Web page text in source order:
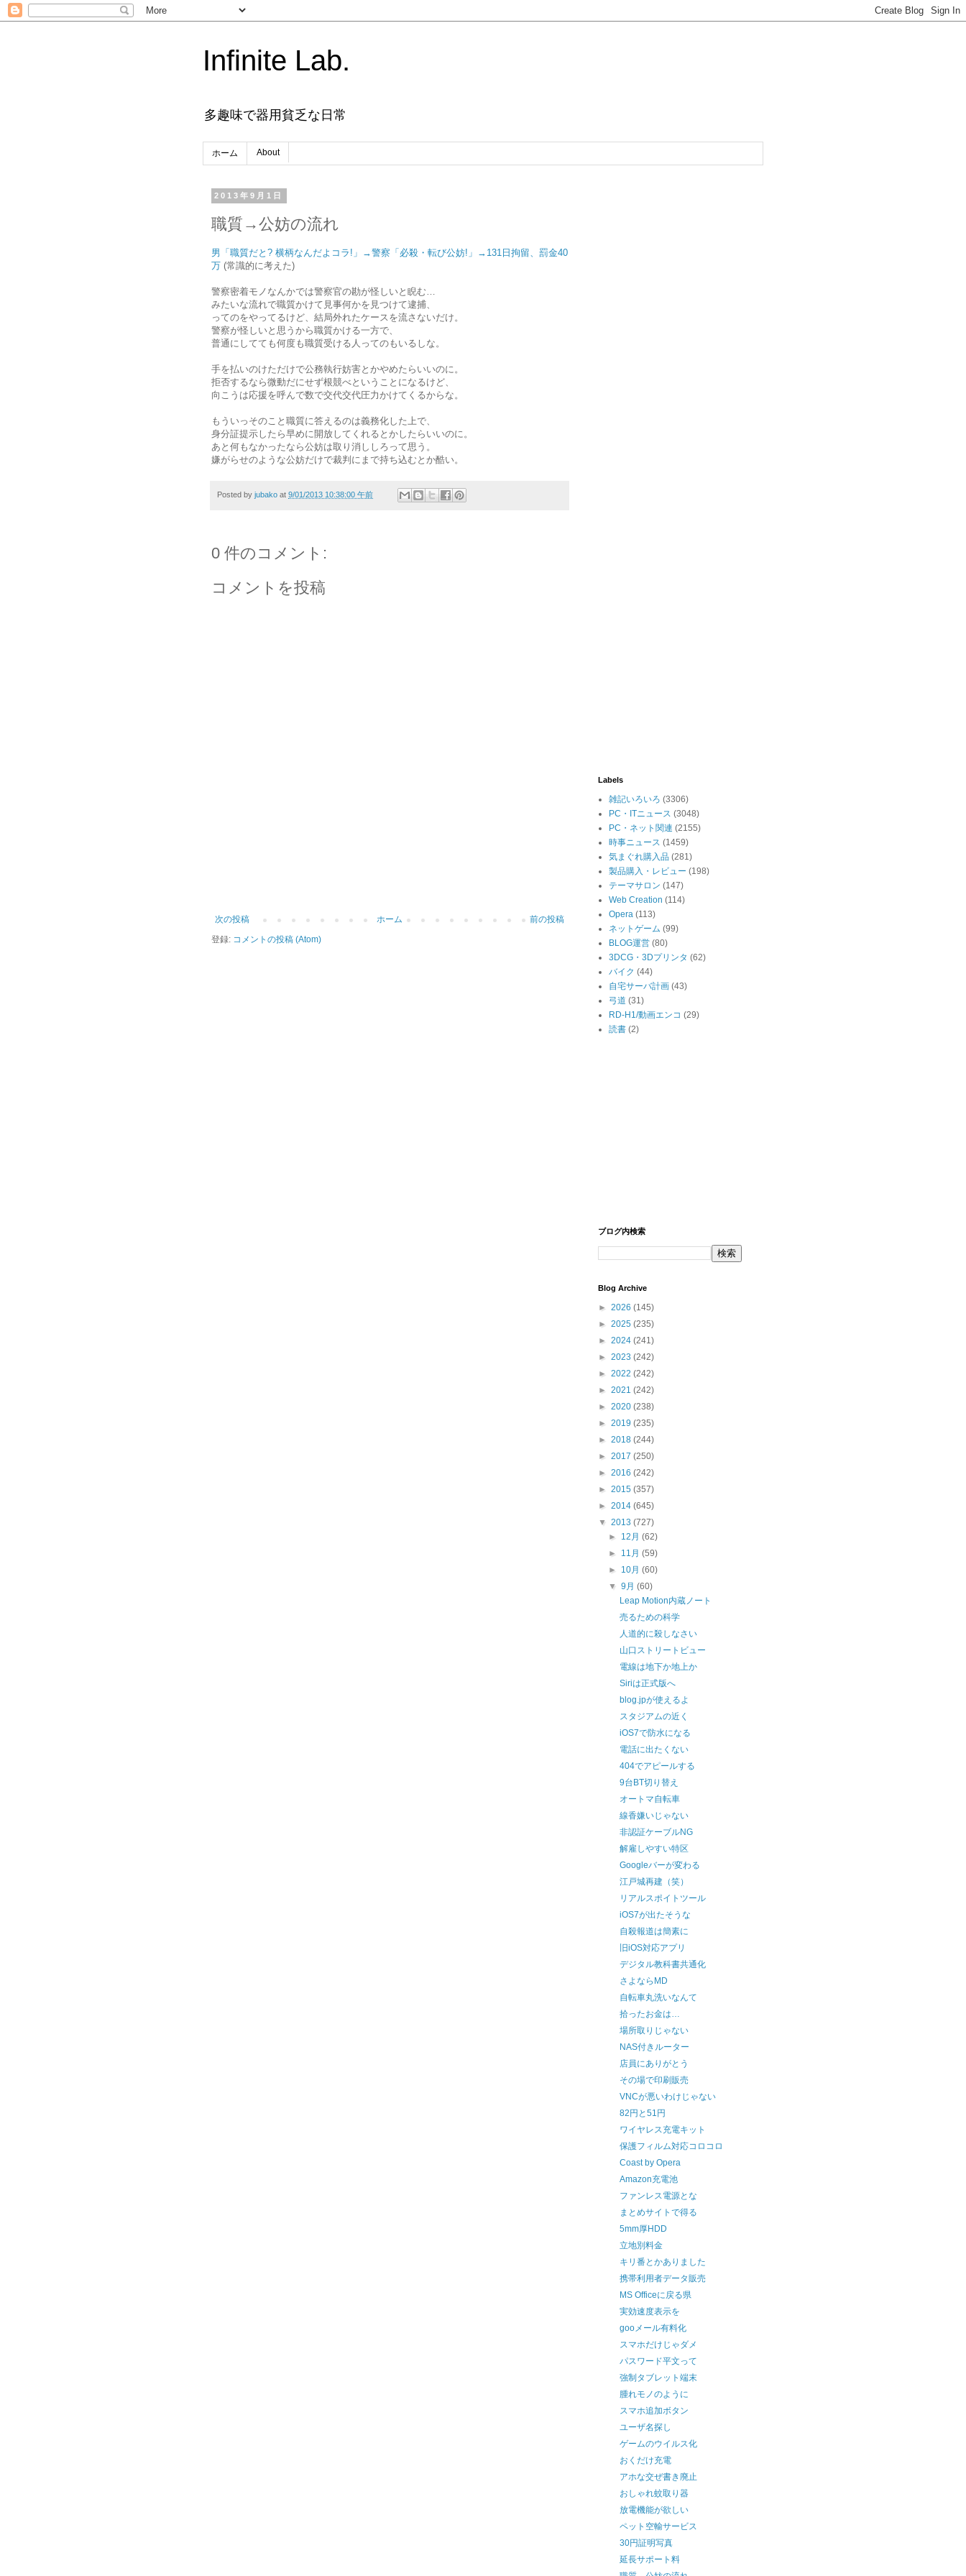
Infinite Lab.
多趣味で器用貧乏な日常
ホーム About
2013年9月1日
職質→公妨の流れ
男「職質だと? 横柄なんだよコラ!」→警察「必殺・転び公妨!」→131日拘留、罰金40
万 (常識的に考えた)
警察密着モノなんかでは警察官の勘が怪しいと睨む…
みたいな流れで職質かけて見事何かを見つけて逮捕、
ってのをやってるけど、結局外れたケースを流さないだけ。
警察が怪しいと思うから職質かける一方で、
普通にしてても何度も職質受ける人ってのもいるしな。
手を払いのけただけで公務執行妨害とかやめたらいいのに。
拒否するなら微動だにせず根競べということになるけど、
向こうは応援を呼んで数で交代交代圧力かけてくるからな。
もういっそのこと職質に答えるのは義務化した上で、
身分証提示したら早めに開放してくれるとかしたらいいのに。
あと何もなかったなら公妨は取り消ししろって思う。
嫌がらせのような公妨だけで裁判にまで持ち込むとか酷い。
Posted by jubako at 9/01/2013 10:38:00 午前
0 件のコメント:
コメントを投稿
次の投稿 前の投稿
ホーム
登録: コメントの投稿 (Atom)
Labels
雑記いろいろ (3306)
PC・ITニュース (3048)
PC・ネット関連 (2155)
時事ニュース (1459)
気まぐれ購入品 (281)
製品購入・レビュー (198)
テーマサロン (147)
Web Creation (114)
Opera (113)
ネットゲーム (99)
BLOG運営 (80)
3DCG・3Dプリンタ (62)
バイク (44)
自宅サーバ計画 (43)
弓道 (31)
RD-H1/動画エンコ (29)
読書 (2)
ブログ内検索
Blog Archive
► 2026 (145)
► 2025 (235)
► 2024 (241)
► 2023 (242)
► 2022 (242)
► 2021 (242)
► 2020 (238)
► 2019 (235)
► 2018 (244)
► 2017 (250)
► 2016 (242)
► 2015 (357)
► 2014 (645)
▼ 2013 (727)
► 12月(62)
► 11月(59)
► 10月(60)
▼9月(60)
Leap Motion内蔵ノート
売るための科学
人道的に殺しなさい
山口ストリートビュー
電線は地下か地上か
Siriは正式版へ
blog.jpが使えるよ
スタジアムの近く
iOS7で防水になる
電話に出たくない
404でアピールする
9台BT切り替え
オートマ自転車
線香嫌いじゃない
非認証ケーブルNG
解雇しやすい特区
Googleバーが変わる
江戸城再建（笑）
リアルスポイトツール
iOS7が出たそうな
自殺報道は簡素に
旧iOS対応アプリ
デジタル教科書共通化
さよならMD
自転車丸洗いなんて
拾ったお金は…
場所取りじゃない
NAS付きルーター
店員にありがとう
その場で印刷販売
VNCが悪いわけじゃない
82円と51円
ワイヤレス充電キット
保護フィルム対応コロコロ
Coast by Opera
Amazon充電池
ファンレス電源とな
まとめサイトで得る
5mm厚HDD
立地別料金
キリ番とかありました
携帯利用者データ販売
MS Officeに戻る県
実効速度表示を
gooメール有料化
スマホだけじゃダメ
パスワード平文って
強制タブレット端末
腫れモノのように
スマホ追加ボタン
ユーザ名探し
ゲームのウイルス化
おくだけ充電
アホな交ぜ書き廃止
おしゃれ蚊取り器
放電機能が欲しい
ペット空輸サービス
30円証明写真
延長サポート料